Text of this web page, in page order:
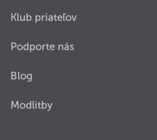
Klub priateľov
Podporte nás
Blog
Modlitby